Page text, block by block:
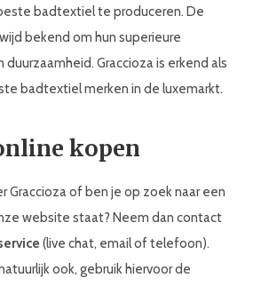
badtextiel te produceren. De
bekend om hun superieure
Graccioza is erkend als
badtextiel merken in de luxemarkt.
kopen
Graccioza of ben je op zoek naar een
website staat? Neem dan contact
(live chat, email of telefoon).
ook, gebruik hiervoor de